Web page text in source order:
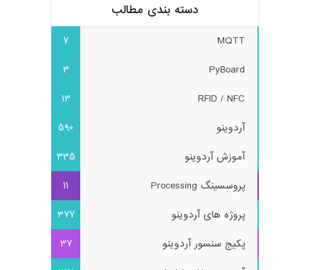
دسته بندی مطالب
MQTT
7
PyBoard
3
RFID / NFC
13
آردوینو
590
آموزش آردوینو
335
پروسسینگ Processing
11
پروژه های آردوینو
377
پکیج سنسور آردوینو
37